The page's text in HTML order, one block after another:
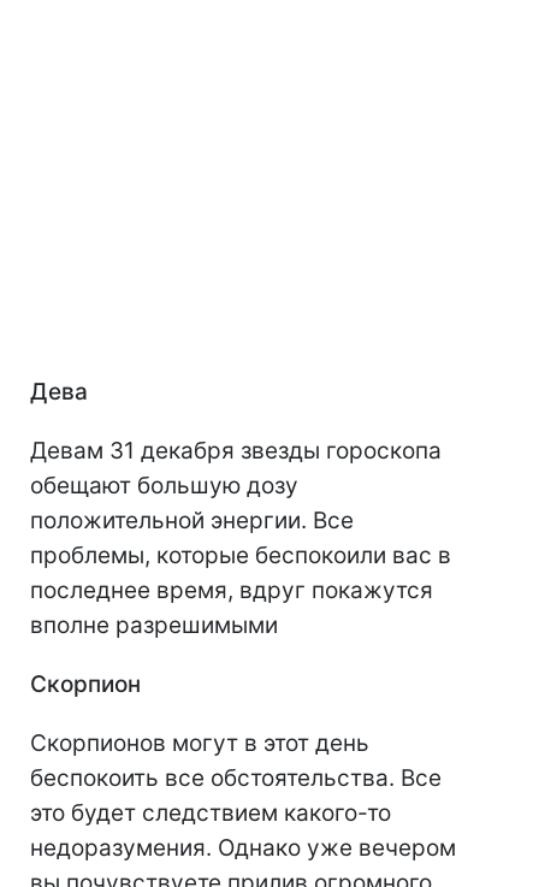
Дева
Девам 31 декабря звезды гороскопа
обещают большую дозу
положительной энергии. Все
проблемы, которые беспокоили вас в
последнее время, вдруг покажутся
вполне разрешимыми
Скорпион
Скорпионов могут в этот день
беспокоить все обстоятельства. Все
это будет следствием какого-то
недоразумения. Однако уже вечером